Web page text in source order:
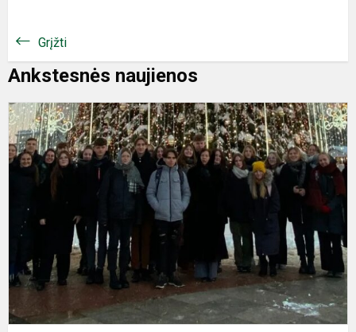
Grįžti
Ankstesnės naujienos